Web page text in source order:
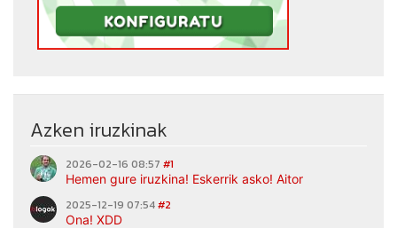
Azken iruzkinak
2026-02-16 08:57 #1
Hemen gure iruzkina! Eskerrik asko! Aitor
2025-12-19 07:54#2
Ona! XDD